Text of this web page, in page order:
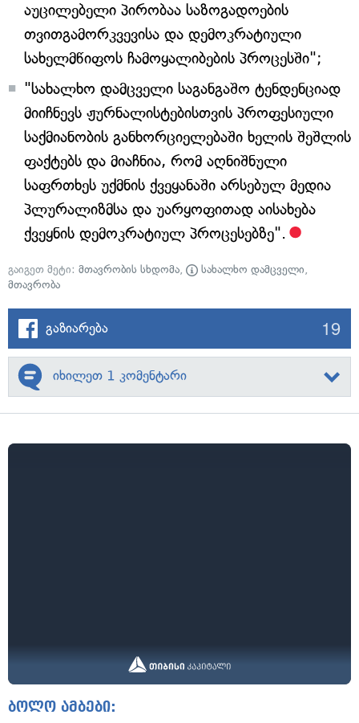
აუცილებელი პირობაა საზოგადოების
თვითგამორკვევისა და დემოკრატიული
სახელმწიფოს ჩამოყალიბების პროცესში";
"სახალხო დამცველი საგანგაშო ტენდენციად
მიიჩნევს ჟურნალისტებისთვის პროფესიული
საქმიანობის განხორციელებაში ხელის შეშლის
ფაქტებს და მიაჩნია, რომ აღნიშნული
საფრთხეს უქმნის ქვეყანაში არსებულ მედია
პლურალიზმსა და უარყოფითად აისახება
ქვეყნის დემოკრატიულ პროცესებზე".
გაიგეთ მეტი: მთავრობის სხდომა, სახალხო დამცველი,
მთავრობა
გაზიარება 19
იხილეთ 1 კომენტარი
ბოლო ამბები: